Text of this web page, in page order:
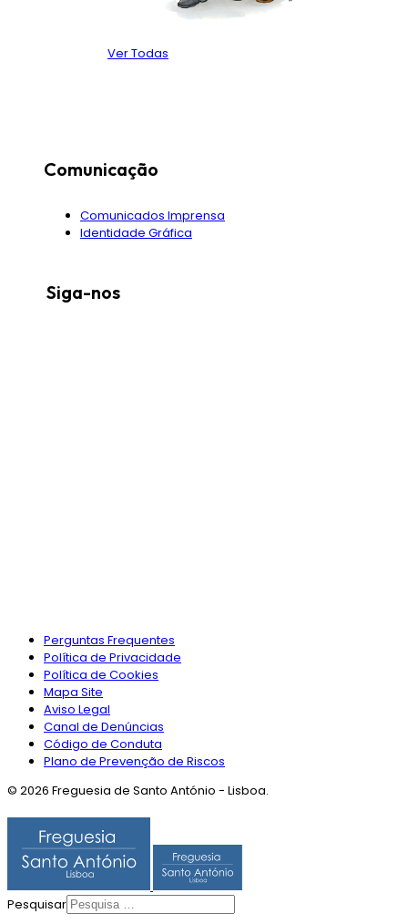
Ver Todas
Comunicação
Comunicados Imprensa
Identidade Gráfica
Siga-nos
Perguntas Frequentes
Política de Privacidade
Política de Cookies
Mapa Site
Aviso Legal
Canal de Denúncias
Código de Conduta
Plano de Prevenção de Riscos
© 2026 Freguesia de Santo António - Lisboa.
Pesquisar